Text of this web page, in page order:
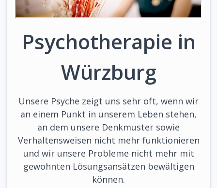
Psychotherapie in
Würzburg
Unsere Psyche zeigt uns sehr oft, wenn wir
an einem Punkt in unserem Leben stehen,
an dem unsere Denkmuster sowie
Verhaltensweisen nicht mehr funktionieren
und wir unsere Probleme nicht mehr mit
gewohnten Lösungsansätzen bewältigen
können.